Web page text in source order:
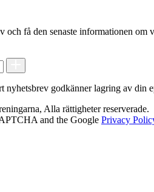
och få den senaste informationen om
nyhetsbrev godkänner lagring av din
Alla rättigheter reserverade.
and the Google Privacy